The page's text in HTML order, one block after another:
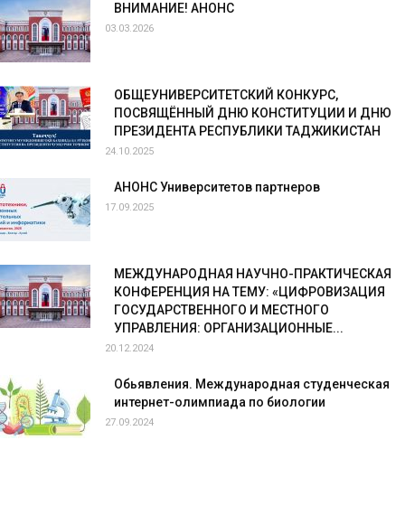
ВНИМАНИЕ! АНОНС
03.03.2026
ОБЩЕУНИВЕРСИТЕТСКИЙ КОНКУРС,
ПОСВЯЩЁННЫЙ ДНЮ КОНСТИТУЦИИ И ДНЮ
ПРЕЗИДЕНТА РЕСПУБЛИКИ ТАДЖИКИСТАН
24.10.2025
АНОНС Университетов партнеров
17.09.2025
МЕЖДУНАРОДНАЯ НАУЧНО-ПРАКТИЧЕСКАЯ
КОНФЕРЕНЦИЯ НА ТЕМУ: «ЦИФРОВИЗАЦИЯ
ГОСУДАРСТВЕННОГО И МЕСТНОГО
УПРАВЛЕНИЯ: ОРГАНИЗАЦИОННЫЕ...
20.12.2024
Обьявления. Международная студенческая
интернет-олимпиада по биологии
27.09.2024